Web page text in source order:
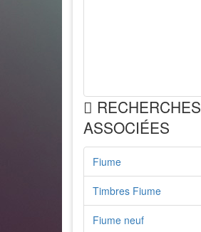
RECHERCHES
ASSOCIÉES
Fiume
Timbres Fiume
Fiume neuf